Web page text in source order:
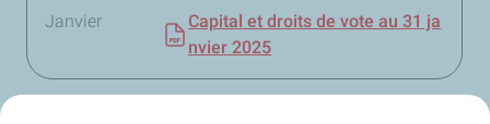
Janvier
Capital et droits de vote au 31 ja
nvier 2025